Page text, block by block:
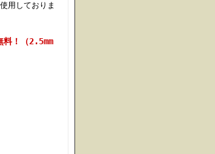
用しておりま
！（2.5mm